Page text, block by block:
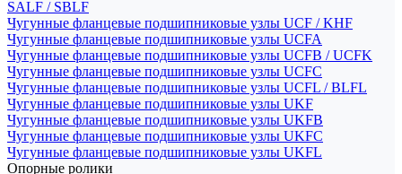
SALF / SBLF
Чугунные фланцевые подшипниковые узлы UCF / KHF
Чугунные фланцевые подшипниковые узлы UCFA
Чугунные фланцевые подшипниковые узлы UCFB / UCFK
Чугунные фланцевые подшипниковые узлы UCFC
Чугунные фланцевые подшипниковые узлы UCFL / BLFL
Чугунные фланцевые подшипниковые узлы UKF
Чугунные фланцевые подшипниковые узлы UKFB
Чугунные фланцевые подшипниковые узлы UKFC
Чугунные фланцевые подшипниковые узлы UKFL
Опорные ролики